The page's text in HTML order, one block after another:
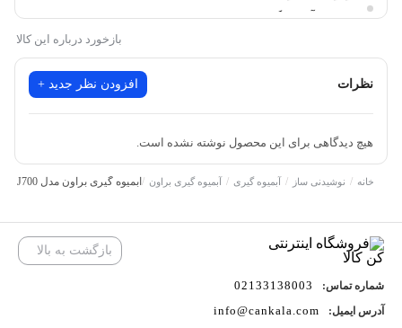
ویژگی‌های بی‌نظیر خود می‌تواند به شما در تهیه آبمیوه طبیعی و سالم
می‌دهد که از طعم‌های تازه میوه‌ها و سبزیجات لذت ببرید. آیا می‌دانید که
بیاورد؟ با ما همراه باشید و بیشتر با خصوصیات این محصول آشنا شوید!
است که به سلامتی خود اهمیت می‌دهند. با ظرفیت 1.25 لیتر، این دستگاه
می‌تواند حجم بالایی از آبمیوه را در یک بار استفاده تهیه کند و برای
مهمانی‌ها و جمع‌های خانوادگی بسیار مناسب است. همچنین قدرت موتور
عملکرد
آبمیوه گیری
بازخورد درباره این کالا
نظرات افزودن نظر جدید +
هیچ دیدگاهی برای این محصول نوشته نشده است.
خانه / نوشیدنی ساز / آبمیوه گیری / آبمیوه گیری براون /آبمیوه گیری براون مدل J700
بازگشت به بالا
شماره تماس: 02133138003
آدرس ایمیل:
info@cankala.com